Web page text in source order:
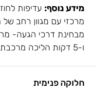
מידע נוסף: עדיפות
מרכזי עם מגוון רחב
מבחינת דרכי הגעה-
ו-5 דקות הליכה מרכבת השלום.
חלוקה פנימית